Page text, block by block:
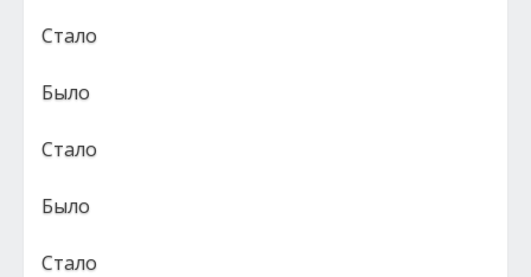
Стало
Было
Стало
Было
Стало